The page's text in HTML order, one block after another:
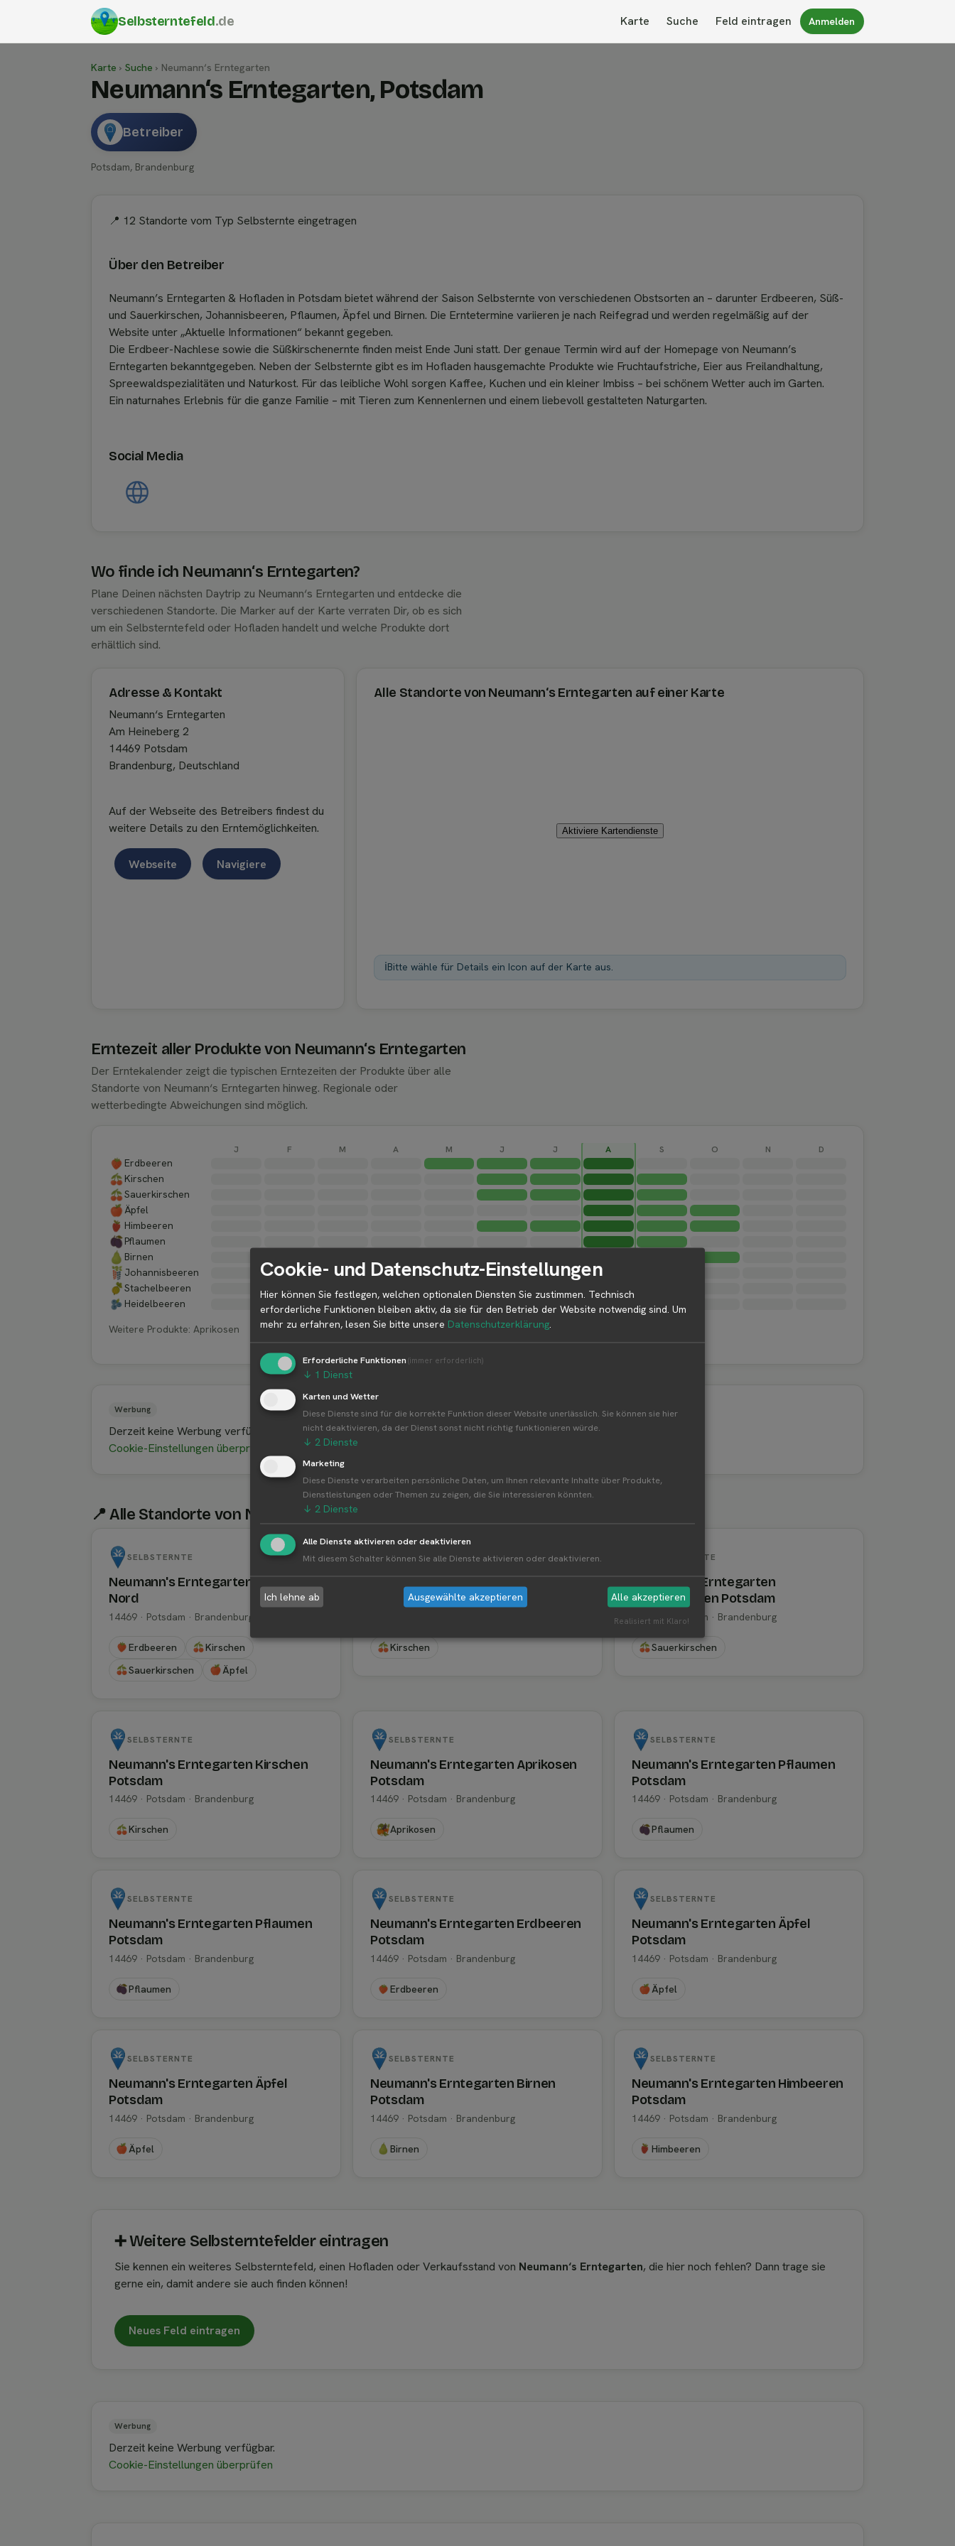
Selbsterntefeld.de Karte Suche Feld eintragen Anmelden
Karte › Suche › Neumann‘s Erntegarten
Neumann‘s Erntegarten, Potsdam
Betreiber
Potsdam, Brandenburg
📍 12 Standorte vom Typ Selbsternte eingetragen
Über den Betreiber
Neumann’s Erntegarten & Hofladen in Potsdam bietet während der Saison Selbsternte von verschiedenen Obstsorten an – darunter Erdbeeren, Süß-
und Sauerkirschen, Johannisbeeren, Pflaumen, Äpfel und Birnen. Die Erntetermine variieren je nach Reifegrad und werden regelmäßig auf der
Website unter „Aktuelle Informationen“ bekannt gegeben.
Die Erdbeer-Nachlese sowie die Süßkirschenernte finden meist Ende Juni statt. Der genaue Termin wird auf der Homepage von Neumann’s
Erntegarten bekanntgegeben. Neben der Selbsternte gibt es im Hofladen hausgemachte Produkte wie Fruchtaufstriche, Eier aus Freilandhaltung,
Spreewaldspezialitäten und Naturkost. Für das leibliche Wohl sorgen Kaffee, Kuchen und ein kleiner Imbiss – bei schönem Wetter auch im Garten.
Ein naturnahes Erlebnis für die ganze Familie – mit Tieren zum Kennenlernen und einem liebevoll gestalteten Naturgarten.
Social Media
Wo finde ich Neumann‘s Erntegarten?
Plane Deinen nächsten Daytrip zu Neumann‘s Erntegarten und entdecke die
verschiedenen Standorte. Die Marker auf der Karte verraten Dir, ob es sich
um ein Selbsterntefeld oder Hofladen handelt und welche Produkte dort
erhältlich sind.
Adresse & Kontakt
Neumann‘s Erntegarten
Am Heineberg 2
14469 Potsdam
Brandenburg, Deutschland
Auf der Webseite des Betreibers findest du
weitere Details zu den Erntemöglichkeiten.
Webseite Navigiere
Alle Standorte von Neumann‘s Erntegarten auf einer Karte
Aktiviere Kartendienste
ℹ️Bitte wähle für Details ein Icon auf der Karte aus.
Erntezeit aller Produkte von Neumann‘s Erntegarten
Der Erntekalender zeigt die typischen Erntezeiten der Produkte über alle
Standorte von Neumann‘s Erntegarten hinweg. Regionale oder
wetterbedingte Abweichungen sind möglich.
J F M A M J J A S O N D
Erdbeeren
Kirschen
Sauerkirschen
Äpfel
Himbeeren
Pflaumen
Birnen
Johannisbeeren
Stachelbeeren
Heidelbeeren
Weitere Produkte: Aprikosen
Werbung
Derzeit keine Werbung verfügbar.
Cookie-Einstellungen überprüfen
📍 Alle Standorte von Neumann‘s Erntegarten
SELBSTERNTE
Neumann's Erntegarten Potsdam
Nord
14469 · Potsdam · Brandenburg
Erdbeeren
Kirschen
Sauerkirschen
Äpfel
SELBSTERNTE
Potsdam
Kirschen
SELBSTERNTE
Neumann's Erntegarten
Sauerkirschen Potsdam
14469 · Potsdam · Brandenburg
Sauerkirschen
SELBSTERNTE
Neumann's Erntegarten Kirschen
Potsdam
14469 · Potsdam · Brandenburg
Kirschen
SELBSTERNTE
Neumann's Erntegarten Aprikosen
Potsdam
14469 · Potsdam · Brandenburg
Aprikosen
SELBSTERNTE
Neumann's Erntegarten Pflaumen
Potsdam
14469 · Potsdam · Brandenburg
Pflaumen
SELBSTERNTE
Neumann's Erntegarten Pflaumen
Potsdam
14469 · Potsdam · Brandenburg
Pflaumen
SELBSTERNTE
Neumann's Erntegarten Erdbeeren
Potsdam
14469 · Potsdam · Brandenburg
Erdbeeren
SELBSTERNTE
Neumann's Erntegarten Äpfel
Potsdam
14469 · Potsdam · Brandenburg
Äpfel
SELBSTERNTE
Neumann's Erntegarten Äpfel
Potsdam
14469 · Potsdam · Brandenburg
Äpfel
SELBSTERNTE
Neumann's Erntegarten Birnen
Potsdam
14469 · Potsdam · Brandenburg
Birnen
SELBSTERNTE
Neumann's Erntegarten Himbeeren
Potsdam
14469 · Potsdam · Brandenburg
Himbeeren
➕︎ Weitere Selbsterntefelder eintragen
Sie kennen ein weiteres Selbsterntefeld, einen Hofladen oder Verkaufsstand von Neumann‘s Erntegarten, die hier noch fehlen? Dann trage sie
gerne ein, damit andere sie auch finden können!
Neues Feld eintragen
Werbung
Derzeit keine Werbung verfügbar.
Cookie-Einstellungen überprüfen
Cookie- und Datenschutz-Einstellungen
Hier können Sie festlegen, welchen optionalen Diensten Sie zustimmen. Technisch
erforderliche Funktionen bleiben aktiv, da sie für den Betrieb der Website notwendig sind. Um
mehr zu erfahren, lesen Sie bitte unsere Datenschutzerklärung.
Erforderliche Funktionen (immer erforderlich)
↓ 1 Dienst
Karten und Wetter
Diese Dienste sind für die korrekte Funktion dieser Website unerlässlich. Sie können sie hier
nicht deaktivieren, da der Dienst sonst nicht richtig funktionieren würde.
↓ 2 Dienste
Marketing
Diese Dienste verarbeiten persönliche Daten, um Ihnen relevante Inhalte über Produkte,
Dienstleistungen oder Themen zu zeigen, die Sie interessieren könnten.
↓ 2 Dienste
Alle Dienste aktivieren oder deaktivieren
Mit diesem Schalter können Sie alle Dienste aktivieren oder deaktivieren.
Ich lehne ab Ausgewählte akzeptieren Alle akzeptieren
Realisiert mit Klaro!